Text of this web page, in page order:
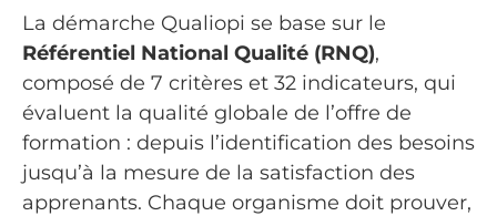
La démarche Qualiopi se base sur le
Référentiel National Qualité (RNQ),
composé de 7 critères et 32 indicateurs, qui
évaluent la qualité globale de l’offre de
formation : depuis l’identification des besoins
jusqu’à la mesure de la satisfaction des
apprenants. Chaque organisme doit prouver,